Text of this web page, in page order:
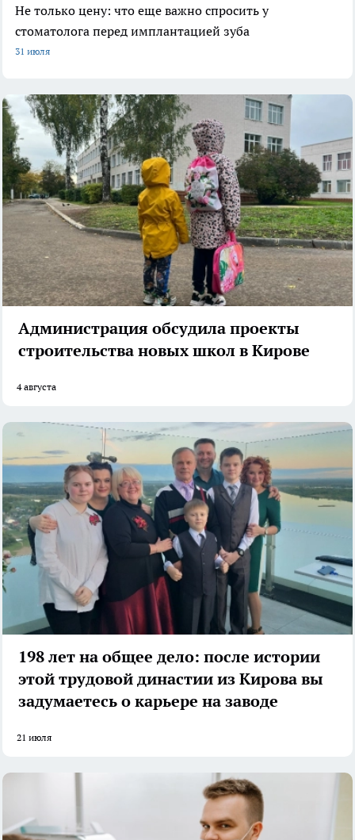
Не только цену: что еще важно спросить у
стоматолога перед имплантацией зуба
31 июля
Администрация обсудила проекты
строительства новых школ в Кирове
4 августа
198 лет на общее дело: после истории
этой трудовой династии из Кирова вы
задумаетесь о карьере на заводе
21 июля